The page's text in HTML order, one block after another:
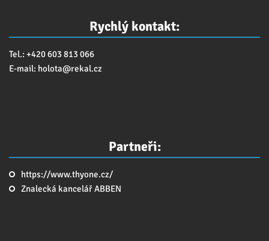
Rychlý kontakt:
Tel.: +420 603 813 066
E-mail: holota@rekal.cz
Partneři:
https://www.thyone.cz/
Znalecká kancelář ABBEN